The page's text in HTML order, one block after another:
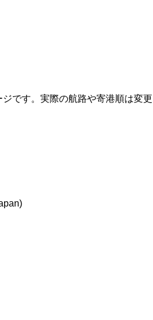
です。実際の航路や寄港順は変更